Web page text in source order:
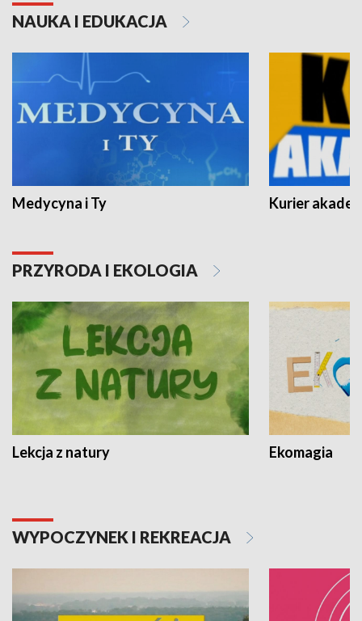
NAUKA I EDUKACJA
Medycyna i Ty Kurier
PRZYRODA I EKOLOGIA
Lekcja z natury Ekomagia
WYPOCZYNEK I REKREACJA